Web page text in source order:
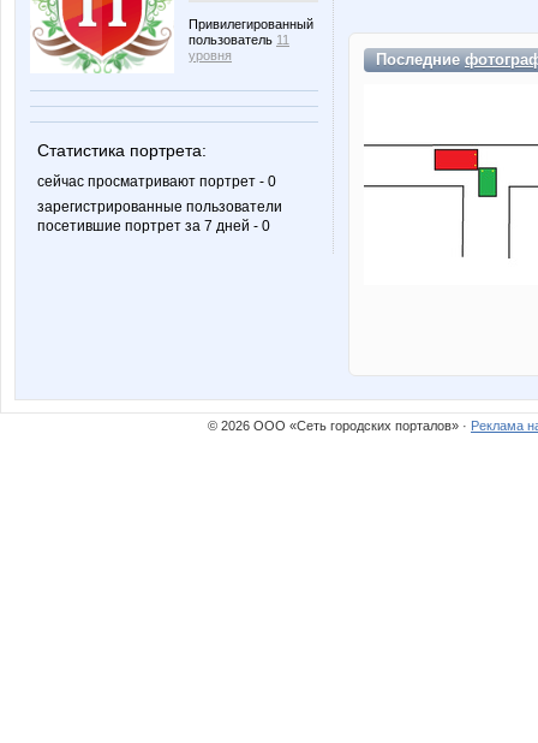
Привилегированный
пользователь 11
уровня
Статистика портрета:
сейчас просматривают портрет - 0
зарегистрированные пользователи
посетившие портрет за 7 дней - 0
Последние
© 2026 ООО «Сеть городских порталов» · Реклама